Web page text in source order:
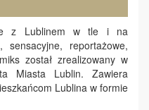
z Lublinem w tle i na
sensacyjne, reportażowe,
został zrealizowany w
Miasta Lublin. Zawiera
Lublina w formie